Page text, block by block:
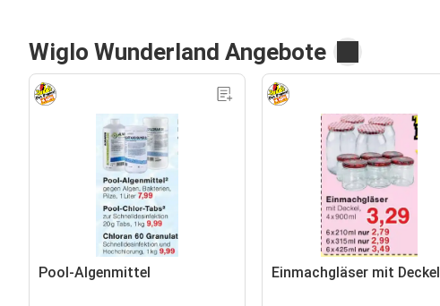
Wiglo Wunderland Angebote
Pool-Algenmittel Einmachgläser mit Deckel